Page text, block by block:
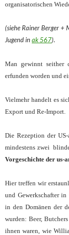
organisatorischen
(siehe Rainer Berger +
Jugend inak 567).
Man gewinnt seither
erfunden worden und
Vielmehr handelt es
Export und Re-Import.
Die Rezeption der
mindestens zwei
Vorgeschichte der us-
Hier treffen wir
und Gewerkschafter
in den Domänen der
wurden: Beer,
ihnen waren, wie